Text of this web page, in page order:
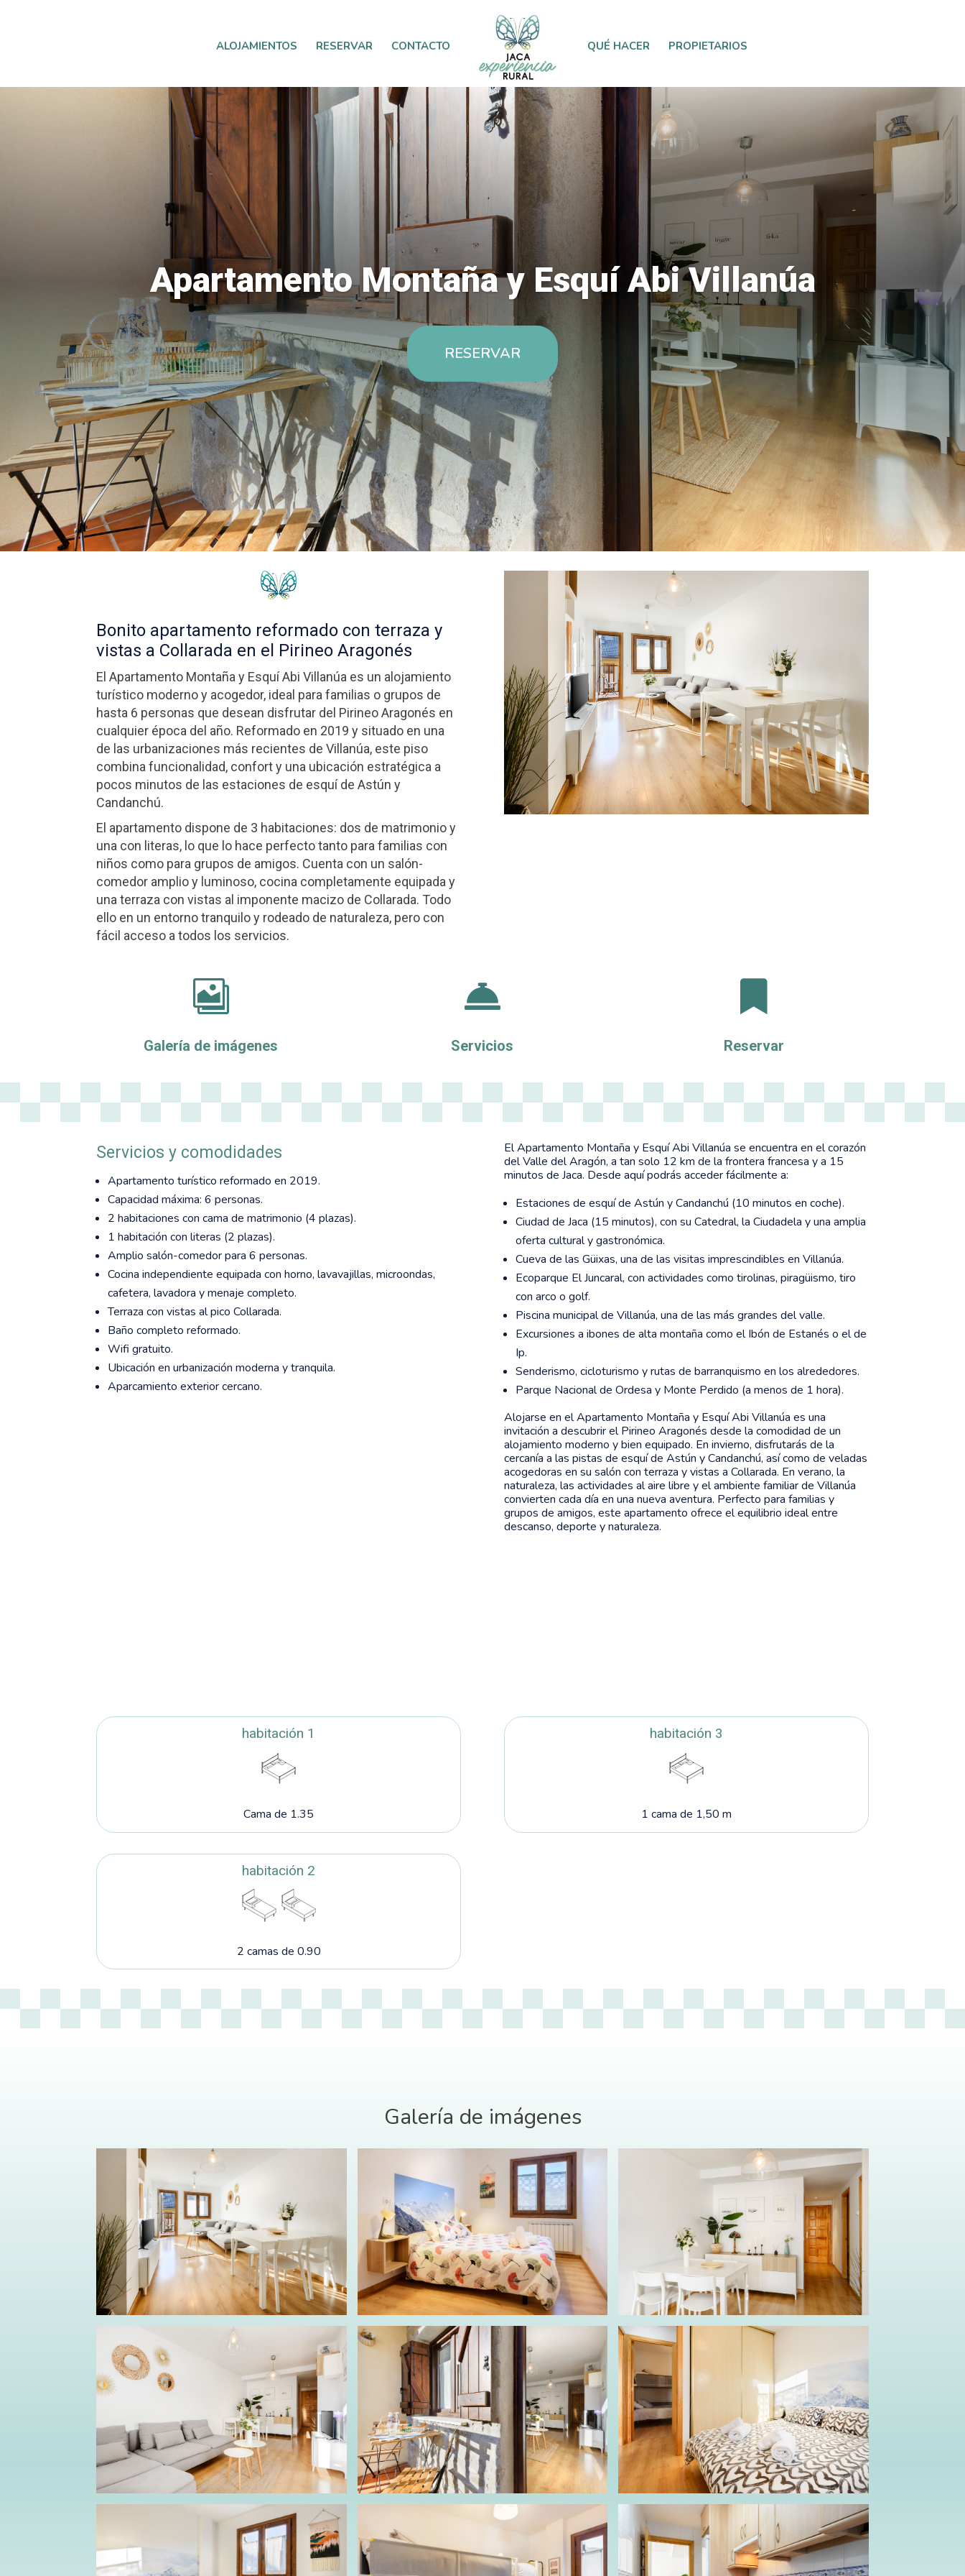
ALOJAMIENTOS RESERVAR CONTACTO QUÉ HACER PROPIETARIOS
Apartamento Montaña y Esquí Abi Villanúa
RESERVAR
Bonito apartamento reformado con terraza y
vistas a Collarada en el Pirineo Aragonés
El Apartamento Montaña y Esquí Abi Villanúa es un alojamiento
turístico moderno y acogedor, ideal para familias o grupos de
hasta 6 personas que desean disfrutar del Pirineo Aragonés en
cualquier época del año. Reformado en 2019 y situado en una
de las urbanizaciones más recientes de Villanúa, este piso
combina funcionalidad, confort y una ubicación estratégica a
pocos minutos de las estaciones de esquí de Astún y
Candanchú.
El apartamento dispone de 3 habitaciones: dos de matrimonio y
una con literas, lo que lo hace perfecto tanto para familias con
niños como para grupos de amigos. Cuenta con un salón-
comedor amplio y luminoso, cocina completamente equipada y
una terraza con vistas al imponente macizo de Collarada. Todo
ello en un entorno tranquilo y rodeado de naturaleza, pero con
fácil acceso a todos los servicios.

Galería de imágenes

Servicios

Reservar
Servicios y comodidades
Apartamento turístico reformado en 2019.
Capacidad máxima: 6 personas.
2 habitaciones con cama de matrimonio (4 plazas).
1 habitación con literas (2 plazas).
Amplio salón-comedor para 6 personas.
Cocina independiente equipada con horno, lavavajillas, microondas,
cafetera, lavadora y menaje completo.
Terraza con vistas al pico Collarada.
Baño completo reformado.
Wifi gratuito.
Ubicación en urbanización moderna y tranquila.
Aparcamiento exterior cercano.
El Apartamento Montaña y Esquí Abi Villanúa se encuentra en el corazón
del Valle del Aragón, a tan solo 12 km de la frontera francesa y a 15
minutos de Jaca. Desde aquí podrás acceder fácilmente a:
Estaciones de esquí de Astún y Candanchú (10 minutos en coche).
Ciudad de Jaca (15 minutos), con su Catedral, la Ciudadela y una amplia
oferta cultural y gastronómica.
Cueva de las Güixas, una de las visitas imprescindibles en Villanúa.
Ecoparque El Juncaral, con actividades como tirolinas, piragüismo, tiro
con arco o golf.
Piscina municipal de Villanúa, una de las más grandes del valle.
Excursiones a ibones de alta montaña como el Ibón de Estanés o el de
Ip.
Senderismo, cicloturismo y rutas de barranquismo en los alrededores.
Parque Nacional de Ordesa y Monte Perdido (a menos de 1 hora).
Alojarse en el Apartamento Montaña y Esquí Abi Villanúa es una
invitación a descubrir el Pirineo Aragonés desde la comodidad de un
alojamiento moderno y bien equipado. En invierno, disfrutarás de la
cercanía a las pistas de esquí de Astún y Candanchú, así como de veladas
acogedoras en su salón con terraza y vistas a Collarada. En verano, la
naturaleza, las actividades al aire libre y el ambiente familiar de Villanúa
convierten cada día en una nueva aventura. Perfecto para familias y
grupos de amigos, este apartamento ofrece el equilibrio ideal entre
descanso, deporte y naturaleza.
habitación 1
Cama de 1.35
habitación 2
2 camas de 0.90
habitación 3
1 cama de 1,50 m
Galería de imágenes